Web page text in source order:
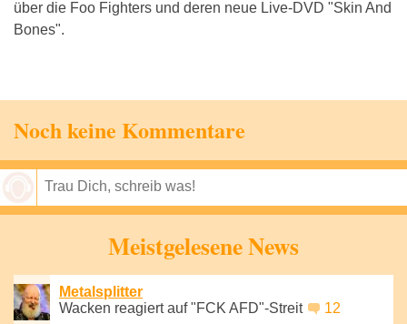
über die Foo Fighters und deren neue Live-DVD "Skin And
Bones".
Noch keine Kommentare
Meistgelesene News
Metalsplitter
Wacken reagiert auf "FCK AFD"-Streit
12